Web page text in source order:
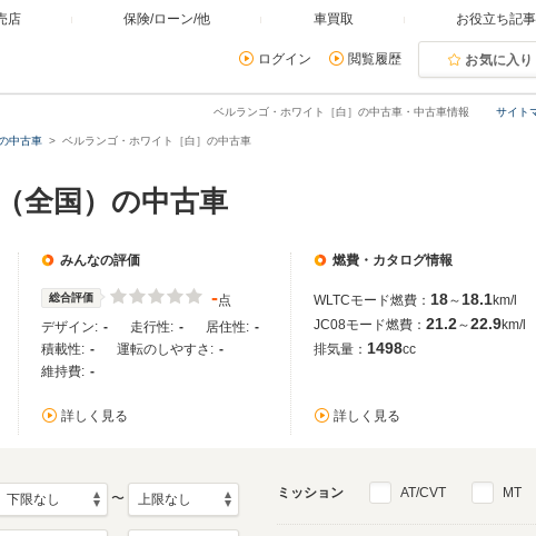
店 保険/ローン/他 車買取 お役立ち記事
ログイン 閲覧履歴 お気に入り
サイト
ベルランゴ・ホワイト［白］の中古車・中古車情報
中古車 ベルランゴ・ホワイト［白］の中古車
全国）の中古車
みんなの評価
総合評価 -点
デザイン: - 走行性: - 居住性: -
積載性: - 運転のしやすさ: -
維持費: -
詳しく見る
燃費・カタログ情報
WLTCモード燃費： 18～ 18.1km/l
JC08モード燃費： 21.2～22.9km/l
排気量： 1498cc
詳しく見る
〜 ミッション AT/CVT MT